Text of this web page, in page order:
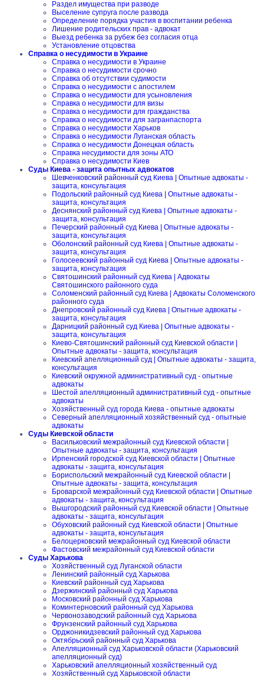
Раздел имущества при разводе
Выселение супруга после развода
Определение порядка участия в воспитании ребенка
Лишение родительских прав - адвокат
Выезд ребенка за рубеж без согласия отца
Установление отцовства
Справка о несудимости в Украине
Справка о несудимости в Украине
Справка о несудимости срочно
Справка об отсутствии судимости
Справка о несудимости с апостилем
Справка о несудимости для усыновления
Справка о несудимости для визы
Справка о несудимости для гражданства
Справка о несудимости для загранпаспорта
Справка о несудимости Харьков
Справка о несудимости Луганская область
Справка о несудимости Донецкая область
Справка несудимости для зоны АТО
Справка о несудимости Киев
Суды Киева - защита опытных адвокатов
Шевченковский районный суд Киева | Опытные адвокаты -
защита, консультация
Подольский районный суд Киева | Опытные адвокаты -
защита, консультация
Деснянский районный суд Киева | Опытные адвокаты -
защита, консультация
Печерский районный суд Киева | Опытные адвокаты -
защита, консультация
Оболонский районный суд Киева | Опытные адвокаты -
защита, консультация
Голосеевский районный суд Киева | Опытные адвокаты -
защита, консультация
Святошинский районный суд Киева | Адвокаты
Святошинского районного суда
Соломенский районный суд Киева | Адвокаты Соломенского
районного суда
Днепровский районный суд Киева | Опытные адвокаты -
защита, консультация
Дарницкий районный суд Киева | Опытные адвокаты -
защита, консультация
Киево-Святошинский районный суд Киевской области |
Опытные адвокаты - защита, консультация
Киевский апелляционный суд | Опытные адвокаты - защита,
консультация
Киевский окружной административный суд - опытные
адвокаты
Шестой апелляционный административный суд - опытные
адвокаты
Хозяйственный суд города Киева - опытные адвокаты
Северный апелляционный хозяйственный суд - опытные
адвокаты
Суды Киевской области
Васильковский межрайонный суд Киевской области |
Опытные адвокаты - защита, консультация
Ирпенский городской суд Киевской области | Опытные
адвокаты - защита, консультация
Бориспольский межрайонный суд Киевской области |
Опытные адвокаты - защита, консультация
Броварской межрайонный суд Киевской области | Опытные
адвокаты - защита, консультация
Вышгородский районный суд Киевской области | Опытные
адвокаты - защита, консультация
Обуховский районный суд Киевской области | Опытные
адвокаты - защита, консультация
Белоцерковский межрайонный суд Киевской области
Фастовский межрайонный суд Киевской области
Суды Харькова
Хозяйственный суд Луганской области
Ленинский районный суд Харькова
Киевский районный суд Харькова
Дзержинский районный суд Харькова
Московский районный суд Харькова
Коминтерновский районный суд Харькова
Червонозаводский районный суд Харькова
Фрунзенский районный суд Харькова
Орджоникидзевский районный суд Харькова
Октябрьский районный суд Харькова
Апелляционный суд Харьковской области (Харьковский
апелляционный суд)
Харьковский апелляционный хозяйственный суд
Хозяйственный суд Харьковской области